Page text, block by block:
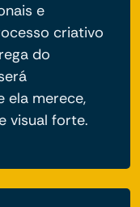
e
criativo
do
ela merece,
visual forte.